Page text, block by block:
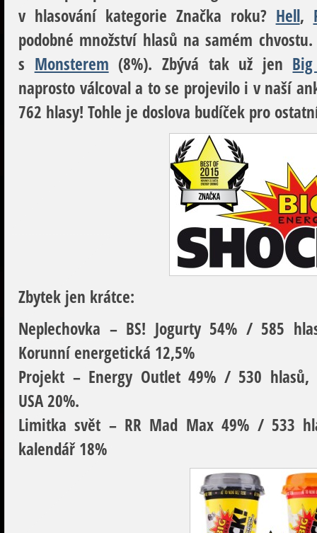
v hlasování kategorie Značka roku? Hell,
podobné množství hlasů na samém
s Monsterem (8%). Zbývá tak už jen
naprosto válcoval a to se projevilo i v naší
762 hlasy! Tohle je doslova budíček pro
Zbytek jen krátce:
Neplechovka – BS! Jogurty 54% / 585
Korunní energetická 12,5%
Projekt – Energy Outlet 49% / 530 hlasů,
USA 20%.
Limitka svět – RR Mad Max 49% / 533
kalendář 18%